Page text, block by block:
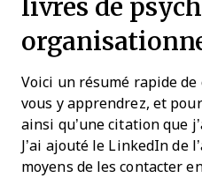
Voici un résumé rapide de
vous y apprendrez, et
ainsi qu’une citation que
J’ai ajouté le LinkedIn de
moyens de les contacter